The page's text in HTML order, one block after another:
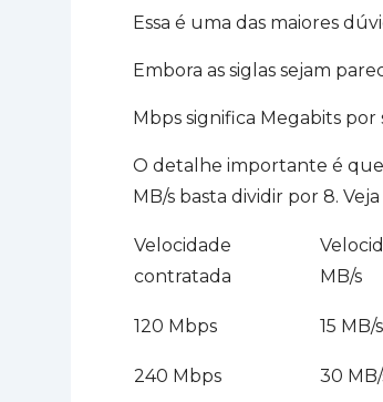
Essa é uma das maiores
Embora as siglas sejam
Mbps significa Megabits
O detalhe importante é que
MB/s basta dividir por 8.
Velocidade
contratada
MB/s
120 Mbps 15 MB/s
240 Mbps 30